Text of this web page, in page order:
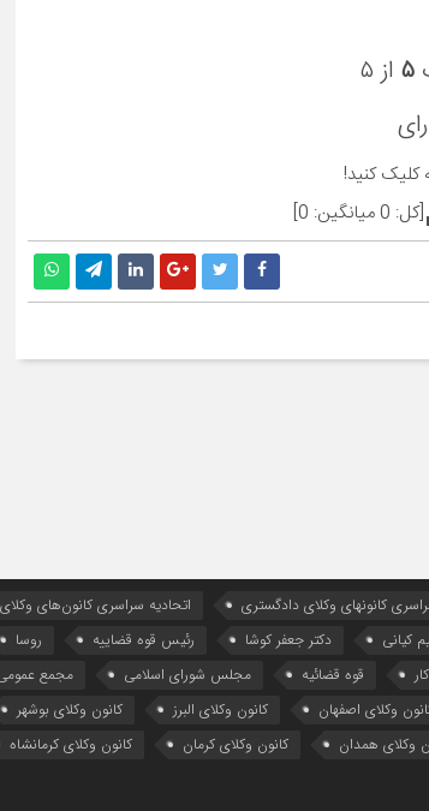
۵ از ۵
رای
کلیک کنید!
[کل: 0میانگین: 0
]
کانونهای وکلای دادگستری اتحادیه سراسری کانون‌های
کیانی دکتر جعفر کوشا رئیس قوه قضاییه روسا
قوه قضائیه مجلس شورای اسلامی مجمع
وکلای اصفهان کانون وکلای البرز کانون وکلای بوشهر
وکلای همدان کانون وکلای کرمان کانون وکلای کرمانشاه